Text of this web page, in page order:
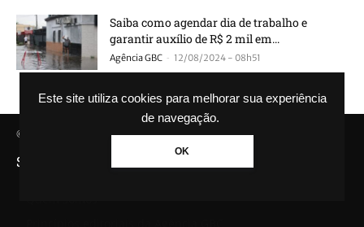
Este site utiliza cookies para melhorar sua experiência
de navegação.
OK
Saiba como agendar dia de trabalho e
garantir auxílio de R$ 2 mil em...
Agência GBC - 12/08/2024 - 08h51
© Agência GBC. Aqui tem notícia. Todos os direitos reservados.
SAIBA MAIS SOBRE A AGÊNCIA GBC